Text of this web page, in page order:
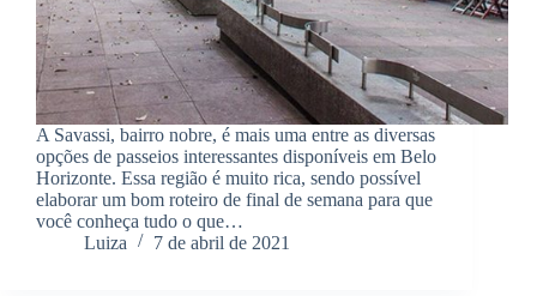
A Savassi, bairro nobre, é mais uma entre as diversas
opções de passeios interessantes disponíveis em Belo
Horizonte. Essa região é muito rica, sendo possível
elaborar um bom roteiro de final de semana para que
você conheça tudo o que…
Luiza
7 de abril de 2021